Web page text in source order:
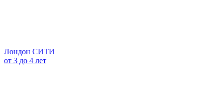
Лондон СИТИ
от 3 до 4 лет